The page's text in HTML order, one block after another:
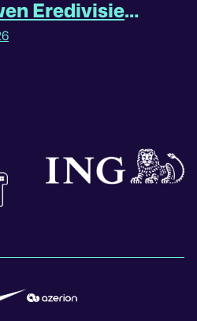
Eredivisie